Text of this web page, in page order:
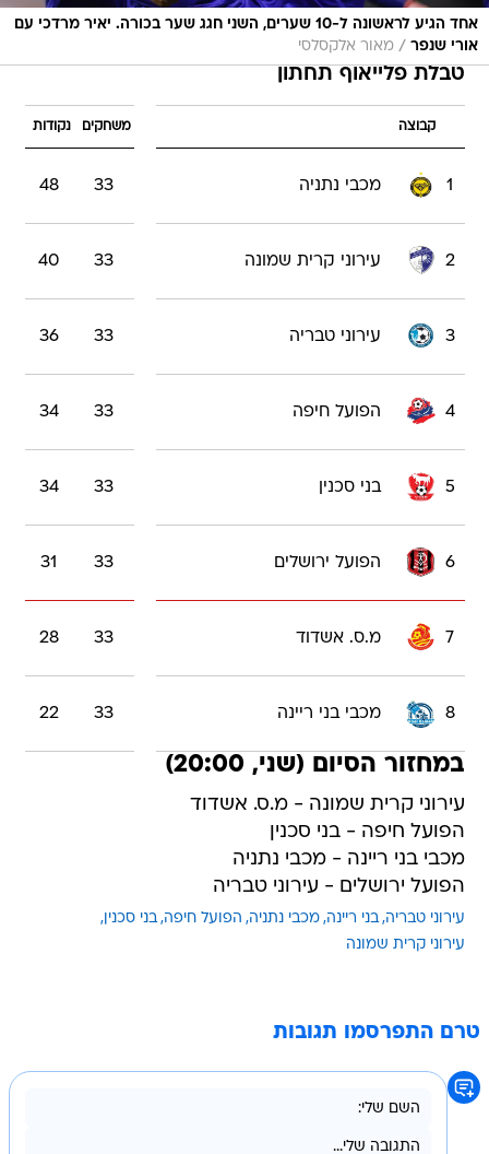
אחד הגיע לראשונה ל-10 שערים, השני חגג שער בכורה. יאיר מרדכי עם
אורי שנפר / מאור אלקסלסי
טבלת פלייאוף תחתון
קבוצה משחקים נקודות
1 מכבי נתניה 33
48
2 עירוני קרית שמונה 33
40
3 עירוני טבריה 33
36
4 הפועל חיפה 33
34
5 בני סכנין 33
34
6 הפועל ירושלים 33
31
7 מ.ס. אשדוד 33
28
8 מכבי בני ריינה 33
22
במחזור הסיום (שני, 20:00)
עירוני קרית שמונה - מ.ס. אשדוד
הפועל חיפה - בני סכנין
מכבי בני ריינה - מכבי נתניה
הפועל ירושלים - עירוני טבריה
עירוני טבריה בני ריינה מכבי נתניה הפועל חיפה בני סכנין
עירוני קרית שמונה
טרם התפרסמו תגובות